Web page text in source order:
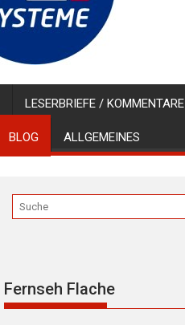
LESERBRIEFE / KOMMENTARE
BLOG ALLGEMEINES
Fernseh Flache